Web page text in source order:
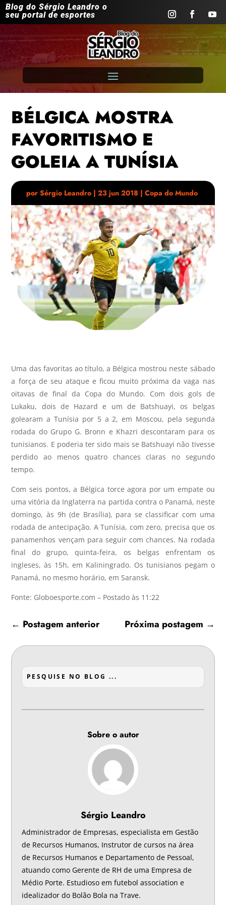
Blog do Sérgio Leandro o
seu portal de esportes
BÉLGICA MOSTRA
FAVORITISMO E
GOLEIA A TUNÍSIA
porSérgio Leandro |23 jun 2018 |Copa do Mundo
Uma das favoritas ao título, a Bélgica mostrou neste sábado
a força de seu ataque e ficou muito próxima da vaga nas
oitavas de final da Copa do Mundo. Com dois gols de
Lukaku, dois de Hazard e um de Batshuayi, os belgas
golearam a Tunísia por 5 a 2, em Moscou, pela segunda
rodada do Grupo G. Bronn e Khazri descontaram para os
tunisianos. E poderia ter sido mais se Batshuayi não tivesse
perdido ao menos quatro chances claras no segundo
tempo.
Com seis pontos, a Bélgica torce agora por um empate ou
uma vitória da Inglaterra na partida contra o Panamá, neste
domingo, às 9h (de Brasília), para se classificar com uma
rodada de antecipação. A Tunísia, com zero, precisa que os
panamenhos vençam para seguir com chances. Na rodada
final do grupo, quinta-feira, os belgas enfrentam os
ingleses, às 15h, em Kaliningrado. Os tunisianos pegam o
Panamá, no mesmo horário, em Saransk.
Fonte: Globoesporte.com – Postado às 11:22
← Postagem anterior Próxima postagem →
Sobre o autor
Sérgio Leandro
Administrador de Empresas, especialista em Gestão
de Recursos Humanos, Instrutor de cursos na área
de Recursos Humanos e Departamento de Pessoal,
atuando como Gerente de RH de uma Empresa de
Médio Porte. Estudioso em futebol association e
idealizador do Bolão Bola na Trave.